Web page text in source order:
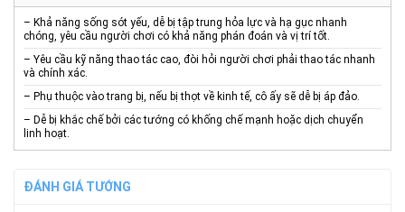
– Khả năng sống sót yếu, dễ bị tập trung hỏa lực và hạ gục nhanh
chóng, yêu cầu người chơi có khả năng phán đoán và vị trí tốt.
– Yêu cầu kỹ năng thao tác cao, đòi hỏi người chơi phải thao tác nhanh
và chính xác.
– Phụ thuộc vào trang bị, nếu bị thọt về kinh tế, cô ấy sẽ dễ bị áp đảo.
– Dễ bị khắc chế bởi các tướng có khống chế mạnh hoặc dịch chuyển
linh hoạt.
ĐÁNH GIÁ TƯỚNG